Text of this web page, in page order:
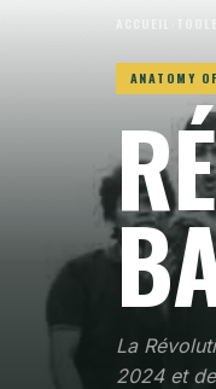
ACCUEIL
ANATOMY
La
2024 et